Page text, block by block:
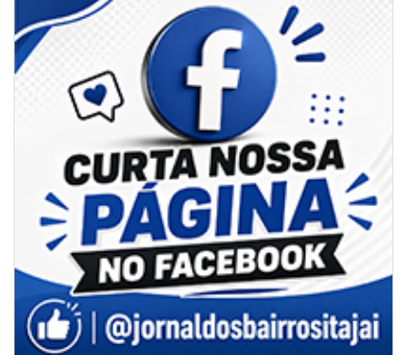
06/08/2026 | 18:28
Ciclone-bomba se forma sobre o oceano, mas Santa Catarina terá
impactos provocados pela frente fria e pelo vento Sul